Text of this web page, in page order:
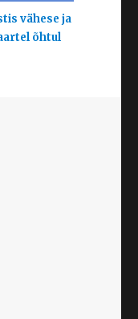
vähese ja
õhtul